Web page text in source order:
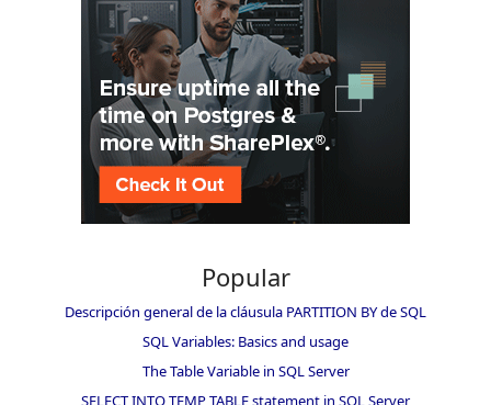
Popular
Descripción general de la cláusula PARTITION BY de SQL
SQL Variables: Basics and usage
The Table Variable in SQL Server
SELECT INTO TEMP TABLE statement in SQL Server